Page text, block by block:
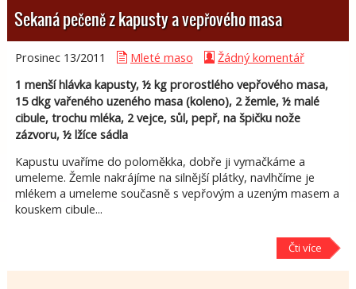
Sekaná pečeně z kapusty a vepřového masa
Prosinec 13/2011 Mleté maso
Žádný komentář
1 menší hlávka kapusty, ½ kg prorostlého vepřového masa,
15 dkg vařeného uzeného masa (koleno), 2 žemle, ½ malé
cibule, trochu mléka, 2 vejce, sůl, pepř, na špičku nože
zázvoru, ½ lžíce sádla
Kapustu uvaříme do poloměkka, dobře ji vymačkáme a
umeleme. Žemle nakrájíme na silnější plátky, navlhčíme je
mlékem a umeleme současně s vepřovým a uzeným masem a
kouskem cibule...
Čti více